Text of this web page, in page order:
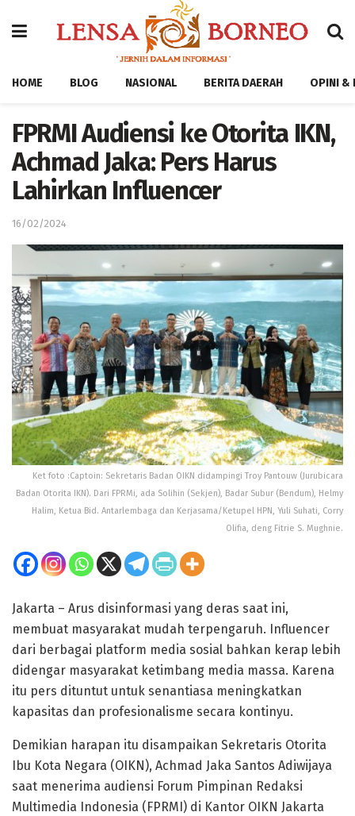
HOME BLOG NASIONAL BERITA DAERAH OPINI &
FPRMI Audiensi ke Otorita IKN,
Achmad Jaka: Pers Harus
Lahirkan Influencer
16/02/2024
Ket foto :Captoin: Sekretaris Badan OIKN didampingi Troy Pantouw (Jurubicara
Badan Otorita IKN). Dari FPRMi, ada Solihin (Sekjen), Badar Subur (Bendum), Helmy
Halim, Ketua Bid. Antarlembaga dan Kerjasama/Ketupel HPN, Yuli Suhati, Corry
Olifia, deng Fitrie S. Mughnie.
Jakarta – Arus disinformasi yang deras saat ini,
membuat masyarakat mudah terpengaruh. Influencer
dari berbagai platform media sosial bahkan kerap lebih
didengar masyarakat ketimbang media massa. Karena
itu pers dituntut untuk senantiasa meningkatkan
kapasitas dan profesionalisme secara kontinyu.
Demikian harapan itu disampaikan Sekretaris Otorita
Ibu Kota Negara (OIKN), Achmad Jaka Santos Adiwijaya
saat menerima audiensi Forum Pimpinan Redaksi
Multimedia Indonesia (FPRMI) di Kantor OIKN Jakarta